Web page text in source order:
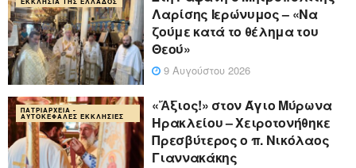
Λαρίσης Ιερώνυμος – «Να
ζούμε κατά το θέλημα του
Θεού»
9 Αυγούστου 2026
ΠΑΤΡΙΑΡΧΕΊΑ -
ΑΥΤΟΚΈΦΑΛΕΣ ΕΚΚΛΗΣΊΕΣ
«Ἄξιος!» στον Άγιο Μύρωνα
Ηρακλείου – Χειροτονήθηκε
Πρεσβύτερος ο π. Νικόλαος
Γιαννακάκης